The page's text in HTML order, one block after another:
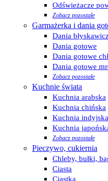
Odświeżacze
Zobacz pozostałe
Garmażerka i dania
Dania
Dania gotowe
Dania gotowe
Dania gotowe
Zobacz pozostałe
Kuchnie świata
Kuchnia arabska
Kuchnia chińska
Kuchnia indyjska
Kuchnia
Zobacz pozostałe
Pieczywo, cukiernia
Chleby, bułki,
Ciasta
Ciastka